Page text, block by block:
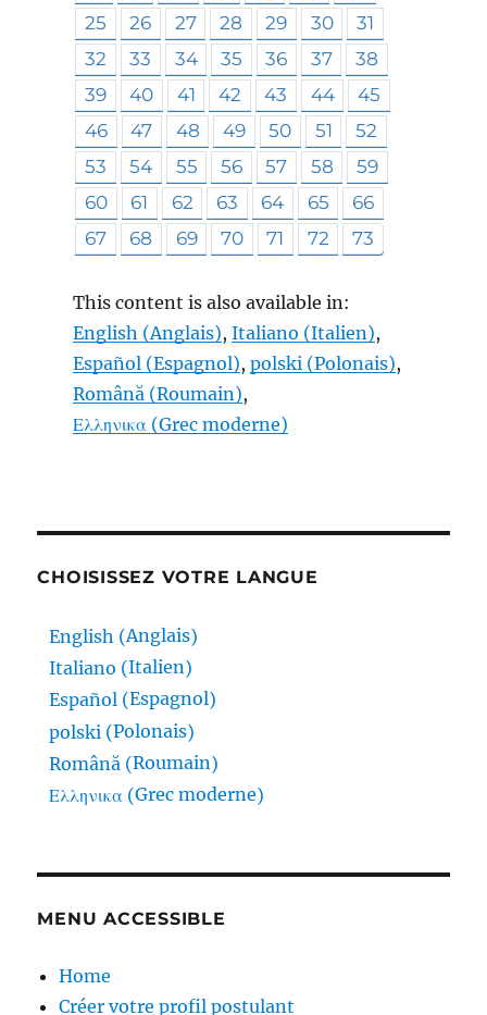
25
26 27 28 29 30
31
32
33 34 35 36 37
38
39
40 41 42 43 44
45
46
47 48 49 50 51
52
53
54 55 56 57 58
59
60
61 62 63 64 65
66
67
68 69 70 71 72 73
This content is also available in:
English (Anglais) Italiano (Italien)
Español (Espagnol) polski (Polonais)
Română (Roumain)
Ελληνικα (Grec moderne)
CHOISISSEZ VOTRE LANGUE
English (Anglais)
Italiano (Italien)
Español (Espagnol)
polski (Polonais)
Română (Roumain)
Ελληνικα (Grec moderne)
MENU ACCESSIBLE
Home
Créer votre profil postulant